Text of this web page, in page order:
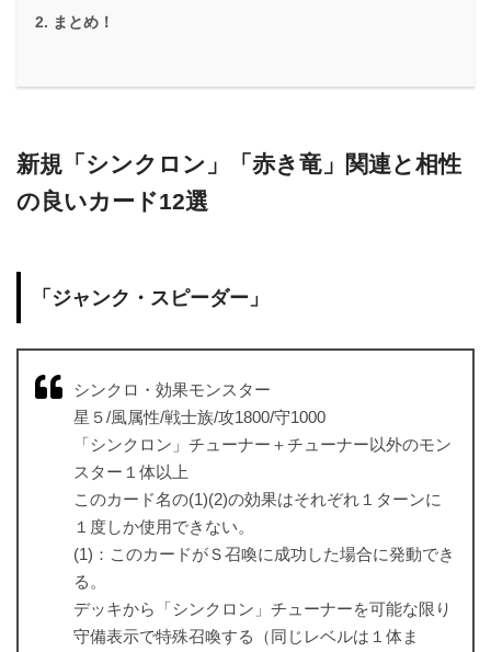
まとめ！
新規「シンクロン」「赤き竜」関連と相性
の良いカード12選
「ジャンク・スピーダー」
シンクロ・効果モンスター
星５/風属性/戦士族/攻1800/守1000
「シンクロン」チューナー＋チューナー以外のモン
スター１体以上
このカード名の(1)(2)の効果はそれぞれ１ターンに
１度しか使用できない。
(1)：このカードがＳ召喚に成功した場合に発動でき
る。
デッキから「シンクロン」チューナーを可能な限り
守備表示で特殊召喚する（同じレベルは１体ま